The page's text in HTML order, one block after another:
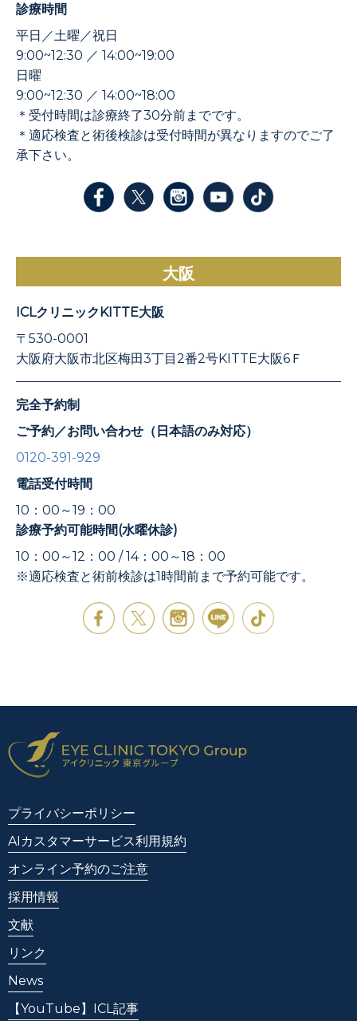
診療時間
平日／土曜／祝日
9:00~12:30 ／ 14:00~19:00
日曜
9:00~12:30 ／ 14:00~18:00
＊受付時間は診療終了30分前までです。
＊適応検査と術後検診は受付時間が異なりますのでご了
承下さい。
大阪
ICLクリニックKITTE大阪
〒530-0001
大阪府大阪市北区梅田3丁目2番2号KITTE大阪6Ｆ
完全予約制
ご予約／お問い合わせ（日本語のみ対応）
0120-391-929
電話受付時間
10：00～19：00
診療予約可能時間(水曜休診)
10：00～12：00 / 14：00～18：00
※適応検査と術前検診は1時間前まで予約可能です。
プライバシーポリシー
AIカスタマーサービス利用規約
オンライン予約のご注意
採用情報
文献
リンク
News
【YouTube】ICL記事